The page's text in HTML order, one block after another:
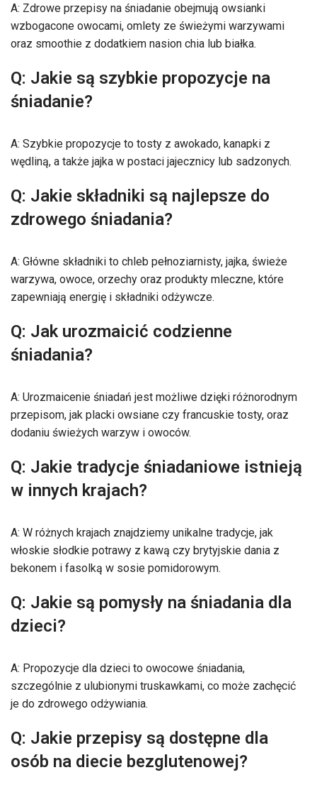
A: Zdrowe przepisy na śniadanie obejmują owsianki
wzbogacone owocami, omlety ze świeżymi warzywami
oraz smoothie z dodatkiem nasion chia lub białka.
Q: Jakie są szybkie propozycje na
śniadanie?
A: Szybkie propozycje to tosty z awokado, kanapki z
wędliną, a także jajka w postaci jajecznicy lub sadzonych.
Q: Jakie składniki są najlepsze do
zdrowego śniadania?
A: Główne składniki to chleb pełnoziarnisty, jajka, świeże
warzywa, owoce, orzechy oraz produkty mleczne, które
zapewniają energię i składniki odżywcze.
Q: Jak urozmaicić codzienne
śniadania?
A: Urozmaicenie śniadań jest możliwe dzięki różnorodnym
przepisom, jak placki owsiane czy francuskie tosty, oraz
dodaniu świeżych warzyw i owoców.
Q: Jakie tradycje śniadaniowe istnieją
w innych krajach?
A: W różnych krajach znajdziemy unikalne tradycje, jak
włoskie słodkie potrawy z kawą czy brytyjskie dania z
bekonem i fasolką w sosie pomidorowym.
Q: Jakie są pomysły na śniadania dla
dzieci?
A: Propozycje dla dzieci to owocowe śniadania,
szczególnie z ulubionymi truskawkami, co może zachęcić
je do zdrowego odżywiania.
Q: Jakie przepisy są dostępne dla
osób na diecie bezglutenowej?